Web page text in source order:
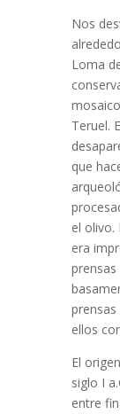
Nos
Loma
Teruel.
que
el olivo.
era
ellos
El
siglo I
entre